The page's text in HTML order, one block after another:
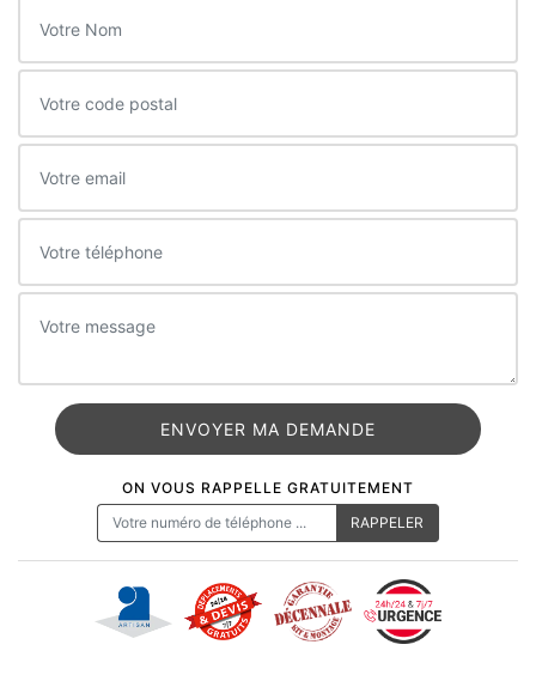
ON VOUS RAPPELLE GRATUITEMENT